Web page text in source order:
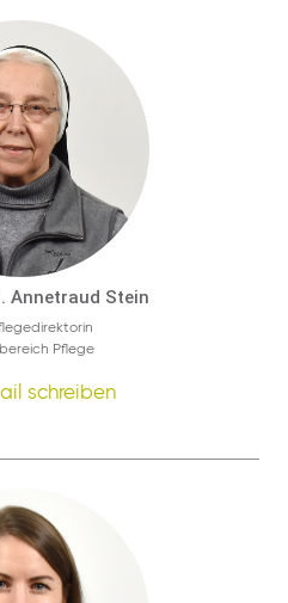
Annetraud Stein
Pflege
schreiben